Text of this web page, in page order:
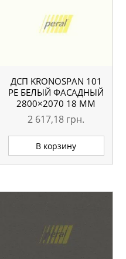
ДСП KRONOSPAN 101
РЕ БЕЛЫЙ ФАСАДНЫЙ
2800×2070 18 ММ
2 617,18 грн.
В корзину